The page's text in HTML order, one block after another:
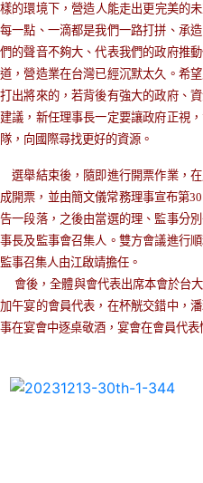
樣的環境下，營造人能走出更完美的未
每一點、一滴都是我們一路打拼、承
們的聲音不夠大、代表我們的政府推
道，營造業在台灣已經沉默太久。希
打出將來的，若背後有強大的政府、
建議，新任理事長一定要讓政府正視
隊，向國際尋找更好的資源。
選舉結束後，隨即進行開票作業，
成開票，並由簡文儀常務理事宣布第
告一段落，之後由當選的理、監事分
事長及監事會召集人。雙方會議進行
監事召集人由江啟靖擔任。
會後，全體與會代表出席本會於台
加午宴的會員代表，在杯觥交錯中，
事在宴會中逐桌敬酒，宴會在會員代